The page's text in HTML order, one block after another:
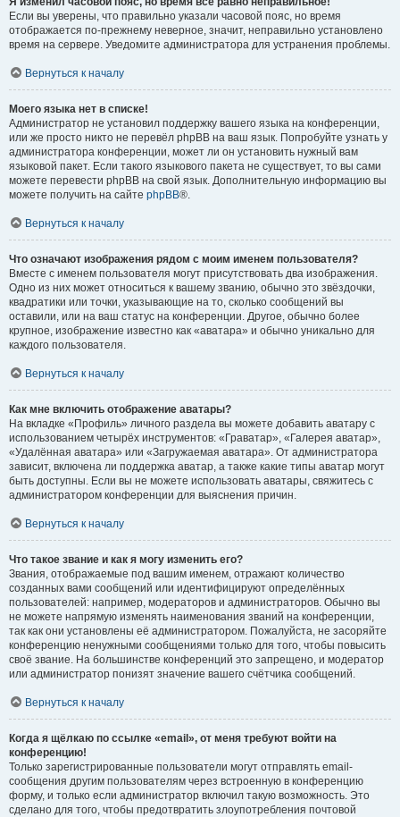
Если вы уверены, что правильно указали часовой пояс, но время
отображается по-прежнему неверное, значит, неправильно установлено
время на сервере. Уведомите администратора для устранения проблемы.
Вернуться к началу
Моего языка нет в списке!
Администратор не установил поддержку вашего языка на конференции,
или же просто никто не перевёл phpBB на ваш язык. Попробуйте узнать у
администратора конференции, может ли он установить нужный вам
языковой пакет. Если такого языкового пакета не существует, то вы сами
можете перевести phpBB на свой язык. Дополнительную информацию вы
можете получить на сайте phpBB®.
Вернуться к началу
Что означают изображения рядом с моим именем пользователя?
Вместе с именем пользователя могут присутствовать два изображения.
Одно из них может относиться к вашему званию, обычно это звёздочки,
квадратики или точки, указывающие на то, сколько сообщений вы
оставили, или на ваш статус на конференции. Другое, обычно более
крупное, изображение известно как «аватара» и обычно уникально для
каждого пользователя.
Вернуться к началу
Как мне включить отображение аватары?
На вкладке «Профиль» личного раздела вы можете добавить аватару с
использованием четырёх инструментов: «Граватар», «Галерея аватар»,
«Удалённая аватара» или «Загружаемая аватара». От администратора
зависит, включена ли поддержка аватар, а также какие типы аватар могут
быть доступны. Если вы не можете использовать аватары, свяжитесь с
администратором конференции для выяснения причин.
Вернуться к началу
Что такое звание и как я могу изменить его?
Звания, отображаемые под вашим именем, отражают количество
созданных вами сообщений или идентифицируют определённых
пользователей: например, модераторов и администраторов. Обычно вы
не можете напрямую изменять наименования званий на конференции,
так как они установлены её администратором. Пожалуйста, не засоряйте
конференцию ненужными сообщениями только для того, чтобы повысить
своё звание. На большинстве конференций это запрещено, и модератор
или администратор понизят значение вашего счётчика сообщений.
Вернуться к началу
Когда я щёлкаю по ссылке «email», от меня требуют войти на
конференцию!
Только зарегистрированные пользователи могут отправлять email-
сообщения другим пользователям через встроенную в конференцию
форму, и только если администратор включил такую возможность. Это
сделано для того, чтобы предотвратить злоупотребления почтовой